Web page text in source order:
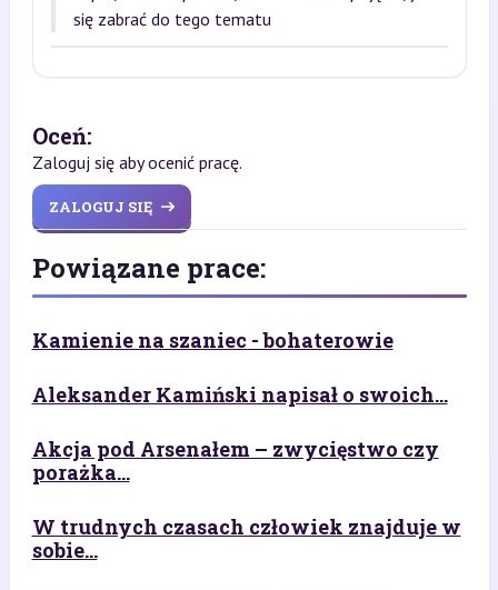
się zabrać do tego tematu
Oceń:
Zaloguj się aby ocenić pracę.
ZALOGUJ SIĘ
Powiązane prace:
Kamienie na szaniec - bohaterowie
Aleksander Kamiński napisał o swoich...
Akcja pod Arsenałem – zwycięstwo czy
porażka...
W trudnych czasach człowiek znajduje w
sobie...